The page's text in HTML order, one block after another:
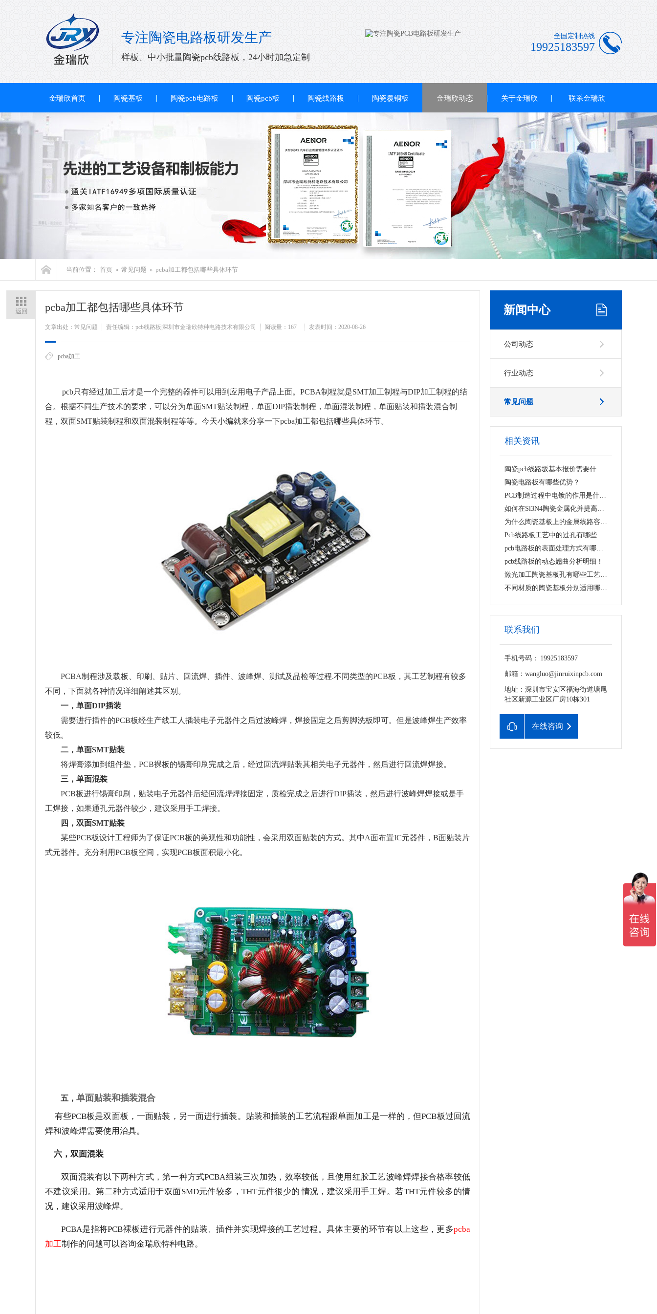
专注陶瓷电路板研发生产
样板、中小批量陶瓷pcb线路板，24小时加急定制
全国定制热线
19925183597
金瑞欣首页 陶瓷基板 陶瓷pcb电路板 陶瓷pcb板 陶瓷线路板 陶瓷覆铜板 金瑞欣动态 关于金瑞欣 联系金瑞欣
当前位置： 首页 » 常见问题 » pcba加工都包括哪些具体环节
pcba加工都包括哪些具体环节
文章出处：常见问题 责任编辑：pcb线路板|深圳市金瑞欣特种电路技术有限公司 阅读量： 167 发表时间：2020-08-26
pcba加工
pcb只有经过加工后才是一个完整的器件可以用到应用电子产品上面。PCBA制程就是SMT加工制程与DIP加工制程的结
合。根据不同生产技术的要求，可以分为单面SMT贴装制程，单面DIP插装制程，单面混装制程，单面贴装和插装混合制
程，双面SMT贴装制程和双面混装制程等等。今天小编就来分享一下pcba加工都包括哪些具体环节。
PCBA制程涉及载板、印刷、贴片、回流焊、插件、波峰焊、测试及品检等过程.不同类型的PCB板，其工艺制程有较多
不同，下面就各种情况详细阐述其区别。
一，单面DIP插装
需要进行插件的PCB板经生产线工人插装电子元器件之后过波峰焊，焊接固定之后剪脚洗板即可。但是波峰焊生产效率
较低。
二，单面SMT贴装
将焊膏添加到组件垫， PCB裸板的锡膏印刷完成之后，经过回流焊贴装其相关电子元器件，然后进行回流焊焊接。
三，单面混装
PCB板进行锡膏印刷，贴装电子元器件后经回流焊焊接固定，质检完成之后进行DIP插装，然后进行波峰焊焊接或是手
工焊接，如果通孔元器件较少，建议采用手工焊接。
四，双面SMT贴装
某些PCB板设计工程师为了保证PCB板的美观性和功能性，会采用双面贴装的方式。其中A面布置IC元器件，B面贴装片
式元器件。充分利用PCB板空间，实现PCB板面积最小化。
五， 单面贴装和插装混合
有些PCB板是双面板，一面贴装，另一面进行插装。贴装和插装的工艺流程跟单面加工是一样的，但PCB板过回流
焊和波峰焊需要使用治具。
六，双面混装
双面混装有以下两种方式，第一种方式PCBA组装三次加热，效率较低，且使用红胶工艺波峰焊焊接合格率较低
不建议采用。第二种方式适用于双面SMD元件较多，THT元件很少的 情况，建议采用手工焊。若THT元件较多的情
况，建议采用波峰焊。
PCBA是指将PCB裸板进行元器件的贴装、插件并实现焊接的工艺过程。具体主要的环节有以上这些，更多pcba
加工制作的问题可以咨询金瑞欣特种电路。
新闻中心
公司动态
行业动态
常见问题
相关资讯
陶瓷pcb线路坂基本报价需要什么资料？
陶瓷电路板有哪些优势？
PCB制造过程中电镀的作用是什么？
如何在Si3N4陶瓷金属化并提高金属化层的界面强度？
为什么陶瓷基板上的金属线路容易翘曲脱落？
Pcb线路板工艺中的过孔有哪些类型？
pcb电路板的表面处理方式有哪些？
pcb线路板的动态翘曲分析明细！
激光加工陶瓷基板孔有哪些工艺难点？
不同材质的陶瓷基板分别适用哪些抛光工艺？
联系我们
手机号码： 19925183597
邮箱：wangluo@jinruixinpcb.com
地址：深圳市宝安区福海街道塘尾
社区新源工业区厂房10栋301
在线咨询